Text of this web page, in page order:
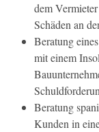
dem
Schäden an
Beratung
mit einem
Beratung
Kunden in